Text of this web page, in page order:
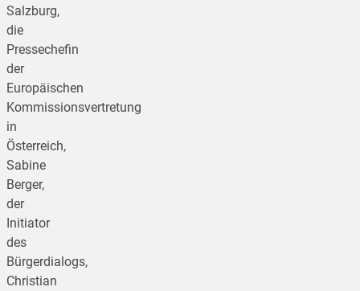
Salzburg,
die
Pressechefin
der
Europäischen
Kommissionsvertretung
in
Österreich,
Sabine
Berger,
der
Initiator
des
Bürgerdialogs,
Christian